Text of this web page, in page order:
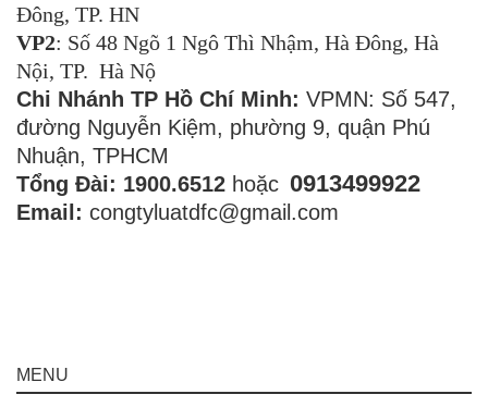
Đông, TP. HN
VP2: Số 48 Ngõ 1 Ngô Thì Nhậm, Hà Đông, Hà
Nội, TP. Hà Nộ
Chi Nhánh TP Hồ Chí Minh: VPMN: Số 547,
đường Nguyễn Kiệm, phường 9, quận Phú
Nhuận, TPHCM
Tổng Đài: 1900.6512 hoặc 0913499922
Email: congtyluatdfc@gmail.com
MENU